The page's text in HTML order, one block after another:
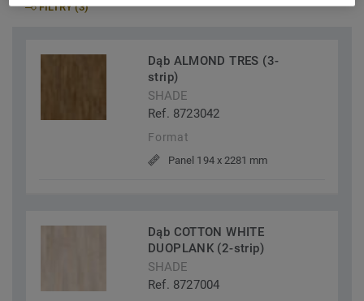
FILTRY (3)
Dąb ALMOND TRES (3-
strip)
SHADE
Ref. 8723042
Format
Panel 194 x 2281 mm
Dąb COTTON WHITE
DUOPLANK (2-strip)
SHADE
Ref. 8727004